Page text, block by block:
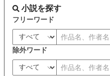
小説を探す
フリーワード
除外ワード